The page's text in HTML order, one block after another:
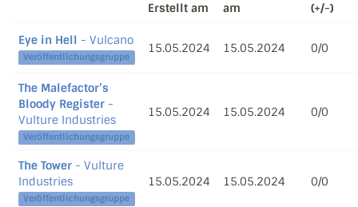
Erstellt am
am
(+/-)
Eye in Hell - Vulcano
Veröffentlichungsgruppe
15.05.2024 15.05.2024 0/0
The Malefactor’s
Bloody Register -
Vulture Industries
Veröffentlichungsgruppe
15.05.2024 15.05.2024 0/0
The Tower - Vulture
Industries
Veröffentlichungsgruppe
15.05.2024 15.05.2024 0/0